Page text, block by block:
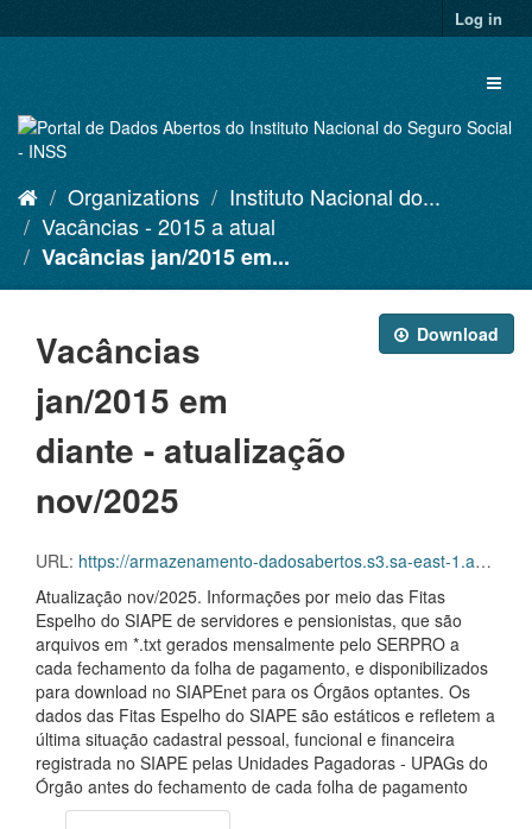
to
Log in
Organizations
Instituto Nacional do...
Vacâncias - 2015 a atual
Vacâncias jan/2015 em...
Download
Vacâncias
jan/2015 em
diante - atualização
nov/2025
URL: https://armazenamento-dadosabertos.s3.sa-east-1.amazonaws.com/PDA_2025_2027/Grupos_de_dados/Vac%C3%A2ncias+-+nominal+%E2%80%93+2015+a+atual/Vacancias_Nominal_201501_202511.csv
Atualização nov/2025. Informações por meio das Fitas
Espelho do SIAPE de servidores e pensionistas, que são
arquivos em *.txt gerados mensalmente pelo SERPRO a
cada fechamento da folha de pagamento, e disponibilizados
para download no SIAPEnet para os Órgãos optantes. Os
dados das Fitas Espelho do SIAPE são estáticos e refletem a
última situação cadastral pessoal, funcional e financeira
registrada no SIAPE pelas Unidades Pagadoras - UPAGs do
Órgão antes do fechamento de cada folha de pagamento